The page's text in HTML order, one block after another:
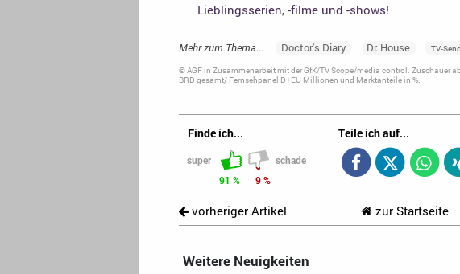
Lieblingsserien, -filme und -shows!
Mehr zum Thema... Doctor's Diary Dr. House TV-
© AGF in Zusammenarbeit mit der GfK/TV Scope/media control. Zuschauer
BRD gesamt/ Fernsehpanel D+EU Millionen und Marktanteile in %.
Finde ich...
super
schade
91 %
9 %
Teile ich auf...
vorheriger Artikel zur Startseite
Weitere Neuigkeiten